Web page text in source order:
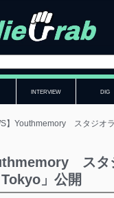
INTERVIEW DIG
】Youthmemory スタジオ
スタ
」公開